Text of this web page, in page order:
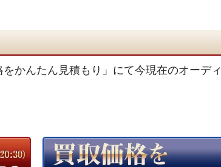
かんたん見積もり」にて今現在のオーディ